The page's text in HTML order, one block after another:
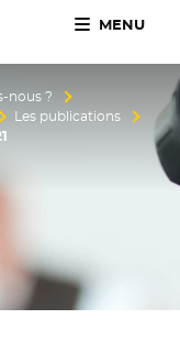
Méditerranée
MENU
nous ?
Les publications